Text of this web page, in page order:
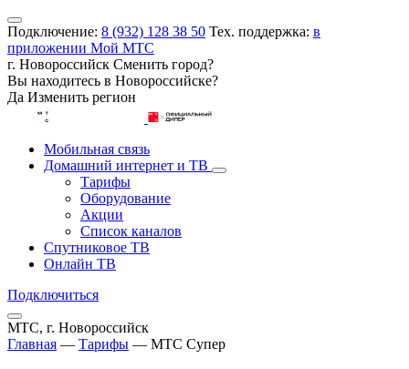
Подключение: 8 (932) 128 38 50 Тех. поддержка: в
приложении Мой МТС
г. Новороссийск Сменить город?
Вы находитесь в Новороссийске?
Да Изменить регион
Мобильная связь
Домашний интернет и ТВ
Тарифы
Оборудование
Акции
Список каналов
Спутниковое ТВ
Онлайн ТВ
Подключиться
МТС, г. Новороссийск
Главная — Тарифы — МТС Супер